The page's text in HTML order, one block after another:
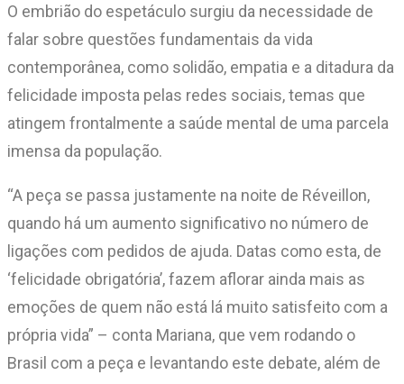
O embrião do espetáculo surgiu da necessidade de
falar sobre questões fundamentais da vida
contemporânea, como solidão, empatia e a ditadura da
felicidade imposta pelas redes sociais, temas que
atingem frontalmente a saúde mental de uma parcela
imensa da população.
“A peça se passa justamente na noite de Réveillon,
quando há um aumento significativo no número de
ligações com pedidos de ajuda. Datas como esta, de
‘felicidade obrigatória’, fazem aflorar ainda mais as
emoções de quem não está lá muito satisfeito com a
própria vida” – conta Mariana, que vem rodando o
Brasil com a peça e levantando este debate, além de